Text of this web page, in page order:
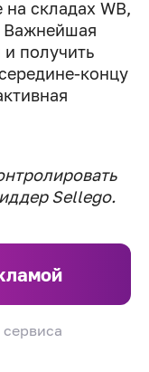
складах WB,
Важнейшая
получить
концу
Sellego.